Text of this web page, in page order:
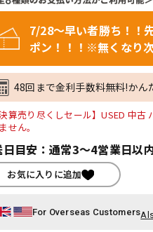
7/28～早い者勝ち！！
ポン！！！※無くなり
48回まで金利手数料無料!かん
決算売り尽くしセール】USED 中
せん。
日目安：通常3～4営業日以
お気に入りに追加
For Overseas Customers